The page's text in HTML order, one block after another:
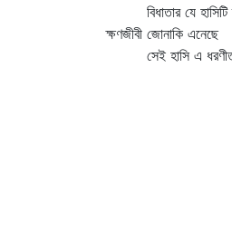
বিধাতার যে হাসিটি
ক্ষণজীবী জোনাকি এনেছে
সেই হাসি এ